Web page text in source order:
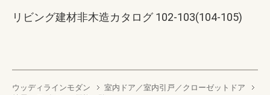
リビング建材非木造カタログ 102-103(104-105)
ウッディラインモダン
室内ドア／室内引戸／クローゼットドア